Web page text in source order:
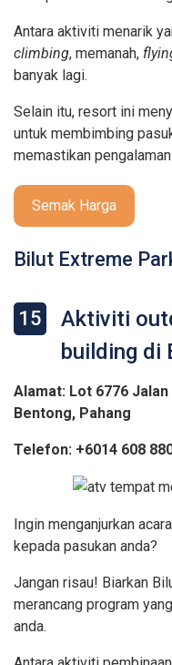
Antara aktiviti menarik
climbing, memanah,
banyak lagi.
Selain itu, resort ini
untuk membimbing
memastikan
Semak Harga
Bilut Extreme
15
Aktiviti
building di
Alamat: Lot 6776
Bentong, Pahang
Telefon: +6014 608
Ingin menganjurkan
kepada pasukan anda?
Jangan risau! Biarkan
merancang program
anda.